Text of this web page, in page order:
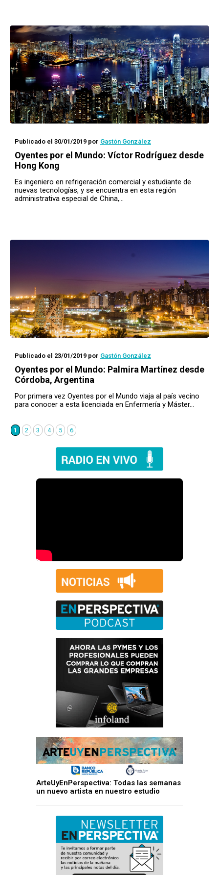
Publicado el 30/01/2019 por Gastón González
Oyentes por el Mundo: Víctor Rodríguez desde
Hong Kong
Es ingeniero en refrigeración comercial y estudiante de
nuevas tecnologías, y se encuentra en esta región
administrativa especial de China,…
Publicado el 23/01/2019 por Gastón González
Oyentes por el Mundo: Palmira Martínez desde
Córdoba, Argentina
Por primera vez Oyentes por el Mundo viaja al país vecino
para conocer a esta licenciada en Enfermería y Máster…
1 2 3 4 5 6
ArteUyEnPerspectiva: Todas las semanas
un nuevo artista en nuestro estudio